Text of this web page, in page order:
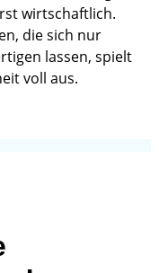
wirtschaftlich.
die sich nur
lassen, spielt
voll aus.